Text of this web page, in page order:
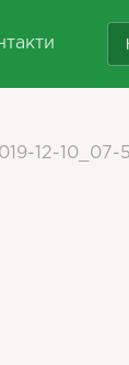
12-10_07-